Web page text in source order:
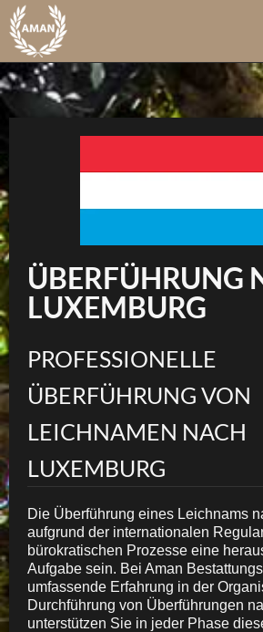
ÜBERFÜHRUNG
LUXEMBURG
PROFESSIONELLE
ÜBERFÜHRUNG VON
LEICHNAMEN NACH
LUXEMBURG
Die Überführung eines Leichnams
aufgrund der internationalen
bürokratischen Prozesse eine
Aufgabe sein. Bei Aman
umfassende Erfahrung in der
Durchführung von Überführungen
unterstützen Sie in jeder Phase